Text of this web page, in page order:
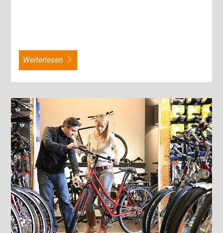
weiterlesen